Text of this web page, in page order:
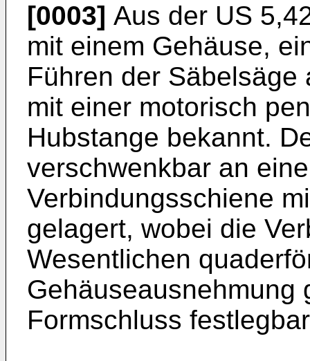
[0003] Aus der US
mit einem Gehäuse,
Führen der
mit einer motorisch
Hubstange bekannt.
verschwenkbar an
Verbindungsschiene
gelagert, wobei die
Wesentlichen
Gehäuseausnehmung
Formschluss